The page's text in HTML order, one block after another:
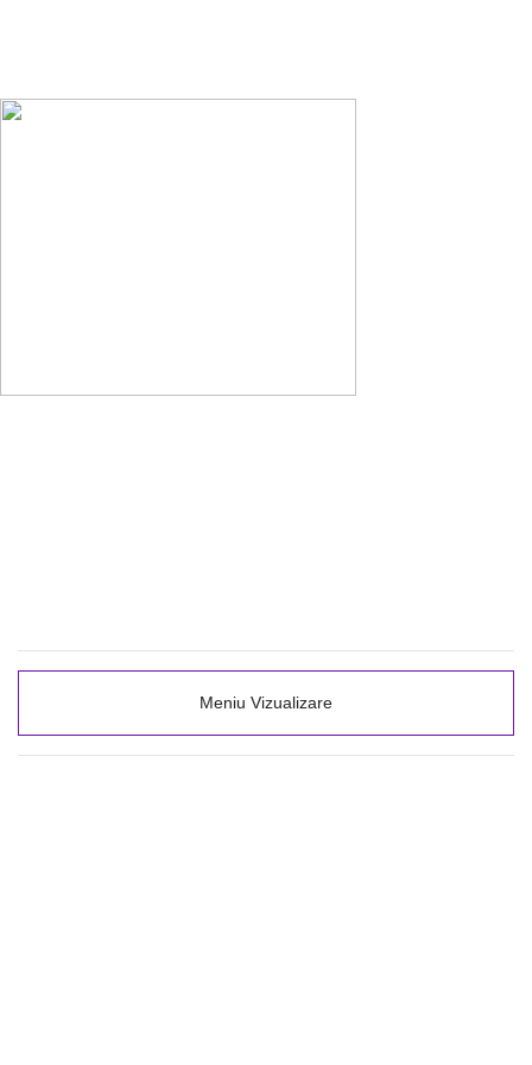
Meniu Vizualizare